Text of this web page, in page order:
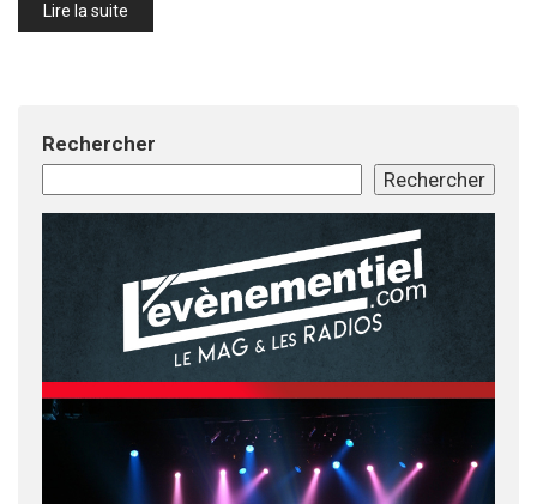
Lire la suite
Rechercher
Rechercher